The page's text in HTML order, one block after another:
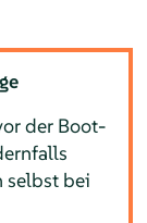
der Boot-
selbst bei